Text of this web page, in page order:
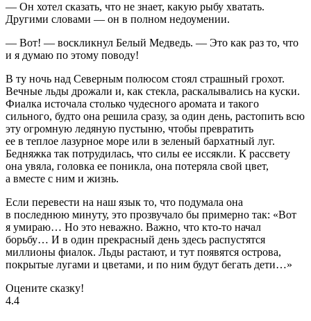
— Он хотел сказать, что не знает, какую рыбу хватать.
Другими словами — он в полном недоумении.
— Вот! — воскликнул Белый Медведь. — Это как раз то, что
и я думаю по этому поводу!
В ту ночь над Северным полюсом стоял страшный грохот.
Вечные льды дрожали и, как стекла, раскалывались на куски.
Фиалка источала столько чудесного аромата и такого
сильного, будто она решила сразу, за один день, растопить всю
эту огромную ледяную пустыню, чтобы превратить
ее в теплое лазурное море или в зеленый бархатный луг.
Бедняжка так потрудилась, что силы ее иссякли. К рассвету
она увяла, головка ее поникла, она потеряла свой цвет,
а вместе с ним и жизнь.
Если перевести на наш язык то, что подумала она
в последнюю минуту, это прозвучало бы примерно так: «Вот
я умираю… Но это неважно. Важно, что кто-то начал
борьбу… И в один прекрасный день здесь распустятся
миллионы фиалок. Льды растают, и тут появятся острова,
покрытые лугами и цветами, и по ним будут бегать дети…»
Оцените сказку!
4.4